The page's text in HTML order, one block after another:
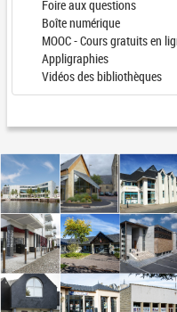
Foire aux questions
Boîte numérique
MOOC - Cours gratuits en
Appligraphies
Vidéos des bibliothèques